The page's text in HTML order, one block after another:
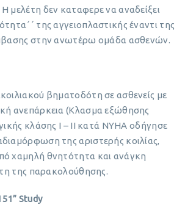
μελέτη δεν καταφερε να αναδείξει
της αγγειοπλαστικής έναντι της
στην ανωτέρω ομάδα ασθενών.
βηματοδότη σε ασθενείς με
ανεπάρκεια (Κλασμα εξώθησης
κλάσης Ι – ΙΙ κατά NYHA οδήγησε
της αριστερής κοιλίας,
χαμηλή θνητότητα και ανάγκη
της παρακολούθησης.
51” Study